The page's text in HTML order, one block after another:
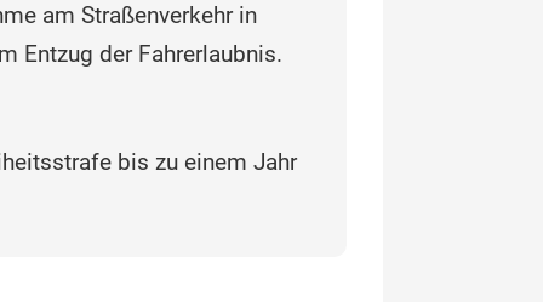
am Straßenverkehr in
Entzug der Fahrerlaubnis.
bis zu einem Jahr